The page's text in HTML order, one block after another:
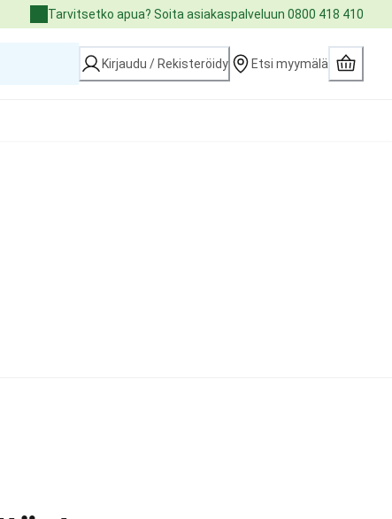
Tarvitsetko apua? Soita asiakaspalveluun 0800 418 410
Kirjaudu / Rekisteröidy Etsi myymälä